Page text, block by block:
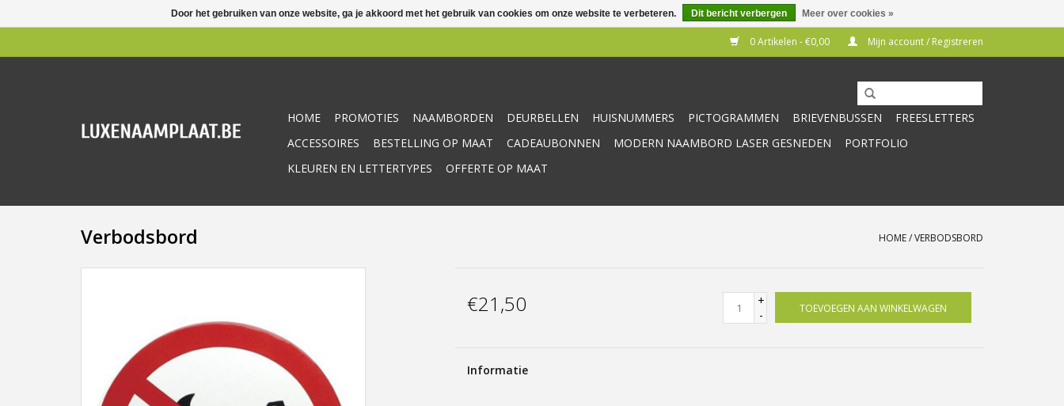
0 Artikelen - €0,00 Mijn account / Registreren
HOME PROMOTIES NAAMBORDEN DEURBELLEN HUISNUMMERS PICTOGRAMMEN BRIEVENBUSSEN
FREESLETTERS
ACCESSOIRES
BESTELLING OP MAAT CADEAUBONNEN MODERN NAAMBORD LASER GESNEDEN
PORTFOLIO
KLEUREN EN LETTERTYPES
OFFERTE OP MAAT
Verbodsbord HOME/VERBODSBORD
€21,50
+
-
TOEVOEGEN AAN WINKELWAGEN
Informatie
Door het gebruiken van onze website, ga je akkoord met het gebruik van cookies om onze website te verbeteren. Dit bericht verbergen Meer over cookies »